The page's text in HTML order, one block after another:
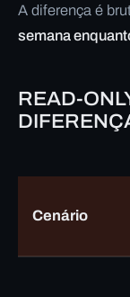
A diferença é
semana
READ-
Cenário